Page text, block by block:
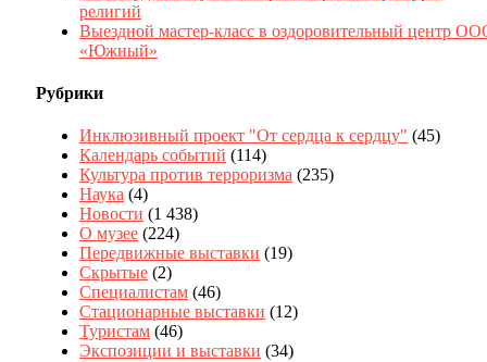
религий
Выездной мастер-класс в оздоровительный центр
«Южный»
Рубрики
Инклюзивный проект "От сердца к сердцу" (45)
Календарь событий (114)
Культура против терроризма (235)
Наука (4)
Новости (1 438)
О музее (224)
Передвижные выставки (19)
Скрытые (2)
Специалистам (46)
Стационарные выставки (12)
Туристам (46)
Экспозиции и выставки (34)